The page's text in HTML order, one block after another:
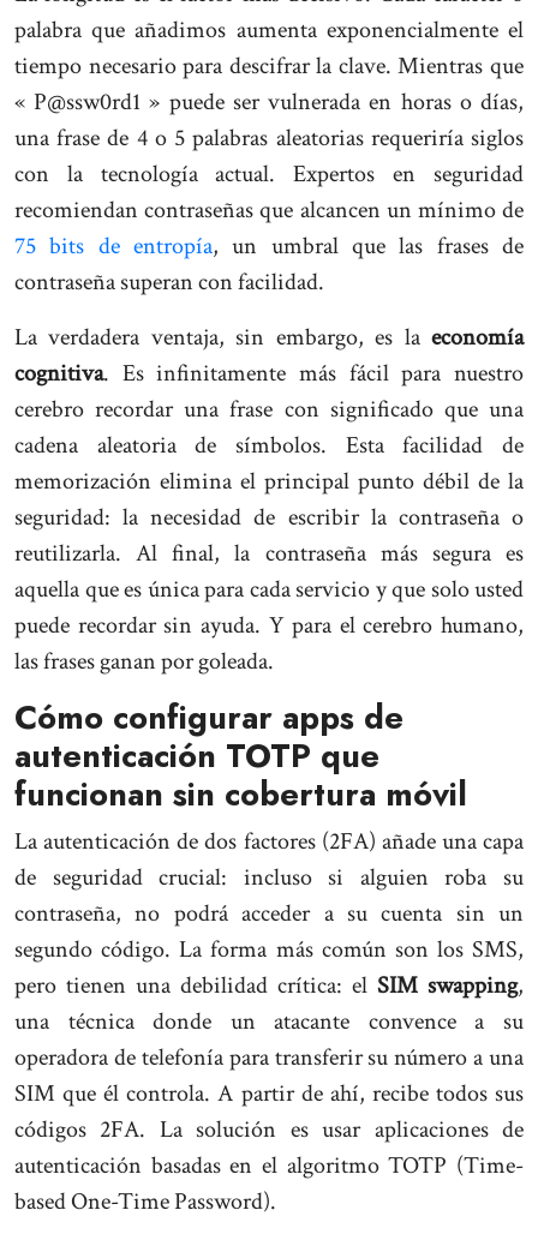
palabra que añadimos aumenta exponencialmente el
tiempo necesario para descifrar la clave. Mientras que
« P@ssw0rd1 » puede ser vulnerada en horas o días,
una frase de 4 o 5 palabras aleatorias requeriría siglos
con la tecnología actual. Expertos en seguridad
recomiendan contraseñas que alcancen un mínimo de
75 bits de entropía, un umbral que las frases de
contraseña superan con facilidad.
La verdadera ventaja, sin embargo, es la economía
cognitiva. Es infinitamente más fácil para nuestro
cerebro recordar una frase con significado que una
cadena aleatoria de símbolos. Esta facilidad de
memorización elimina el principal punto débil de la
seguridad: la necesidad de escribir la contraseña o
reutilizarla. Al final, la contraseña más segura es
aquella que es única para cada servicio y que solo usted
puede recordar sin ayuda. Y para el cerebro humano,
las frases ganan por goleada.
Cómo configurar apps de
autenticación TOTP que
funcionan sin cobertura móvil
La autenticación de dos factores (2FA) añade una capa
de seguridad crucial: incluso si alguien roba su
contraseña, no podrá acceder a su cuenta sin un
segundo código. La forma más común son los SMS,
pero tienen una debilidad crítica: el SIM swapping,
una técnica donde un atacante convence a su
operadora de telefonía para transferir su número a una
SIM que él controla. A partir de ahí, recibe todos sus
códigos 2FA. La solución es usar aplicaciones de
autenticación basadas en el algoritmo TOTP (Time-
based One-Time Password).